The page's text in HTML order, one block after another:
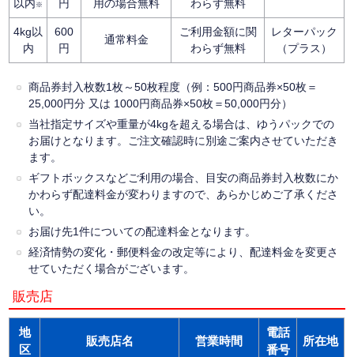
以内 ※ 円 用の場合無料 わらず無料
4kg以
内
600
円
通常料金
ご利用金額に関
わらず無料
レターパック
（プラス）
商品券封入枚数1枚～50枚程度（例：500円商品券×50枚＝
25,000円分 又は 1000円商品券×50枚＝50,000円分）
当社指定サイズや重量が4kgを超える場合は、ゆうパックでの
お届けとなります。ご注文確認時に別途ご案内させていただき
ます。
ギフトボックスなどご利用の場合、目安の商品券封入枚数にか
かわらず配達料金が変わりますので、あらかじめご了承くださ
い。
お届け先1件についての配達料金となります。
経済情勢の変化・郵便料金の改定等により、配達料金を変更さ
せていただく場合がございます。
販売店
地
区
販売店名 営業時間
電話
番号
所在地